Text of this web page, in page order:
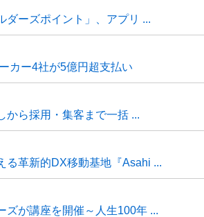
ダーズポイント」、アプリ ...
カー4社が5億円超支払い
から採用・集客まで一括 ...
る革新的DX移動基地『Asahi ...
ズが講座を開催～人生100年 ...